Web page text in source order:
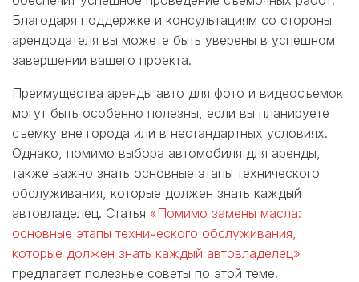
Благодаря поддержке и консультациям со стороны
арендодателя вы можете быть уверены в успешном
завершении вашего проекта.
Преимущества аренды авто для фото и видеосъемок
могут быть особенно полезны, если вы планируете
съемку вне города или в нестандартных условиях.
Однако, помимо выбора автомобиля для аренды,
также важно знать основные этапы технического
обслуживания, которые должен знать каждый
автовладелец. Статья «Помимо замены масла:
основные этапы технического обслуживания,
которые должен знать каждый автовладелец»
предлагает полезные советы по этой теме.